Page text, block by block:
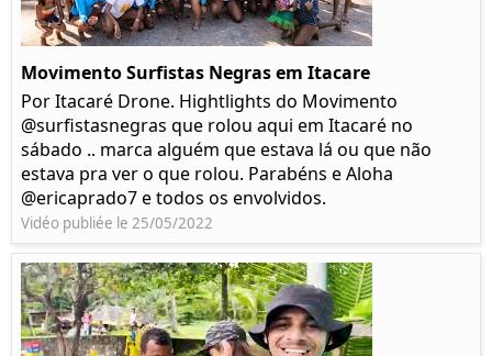
Movimento Surfistas Negras em Itacare
Por Itacaré Drone. Hightlights do Movimento
@surfistasnegras que rolou aqui em Itacaré no
sábado .. marca alguém que estava lá ou que não
estava pra ver o que rolou. Parabéns e Aloha
@ericaprado7 e todos os envolvidos.
Vidéo publiée le 25/05/2022